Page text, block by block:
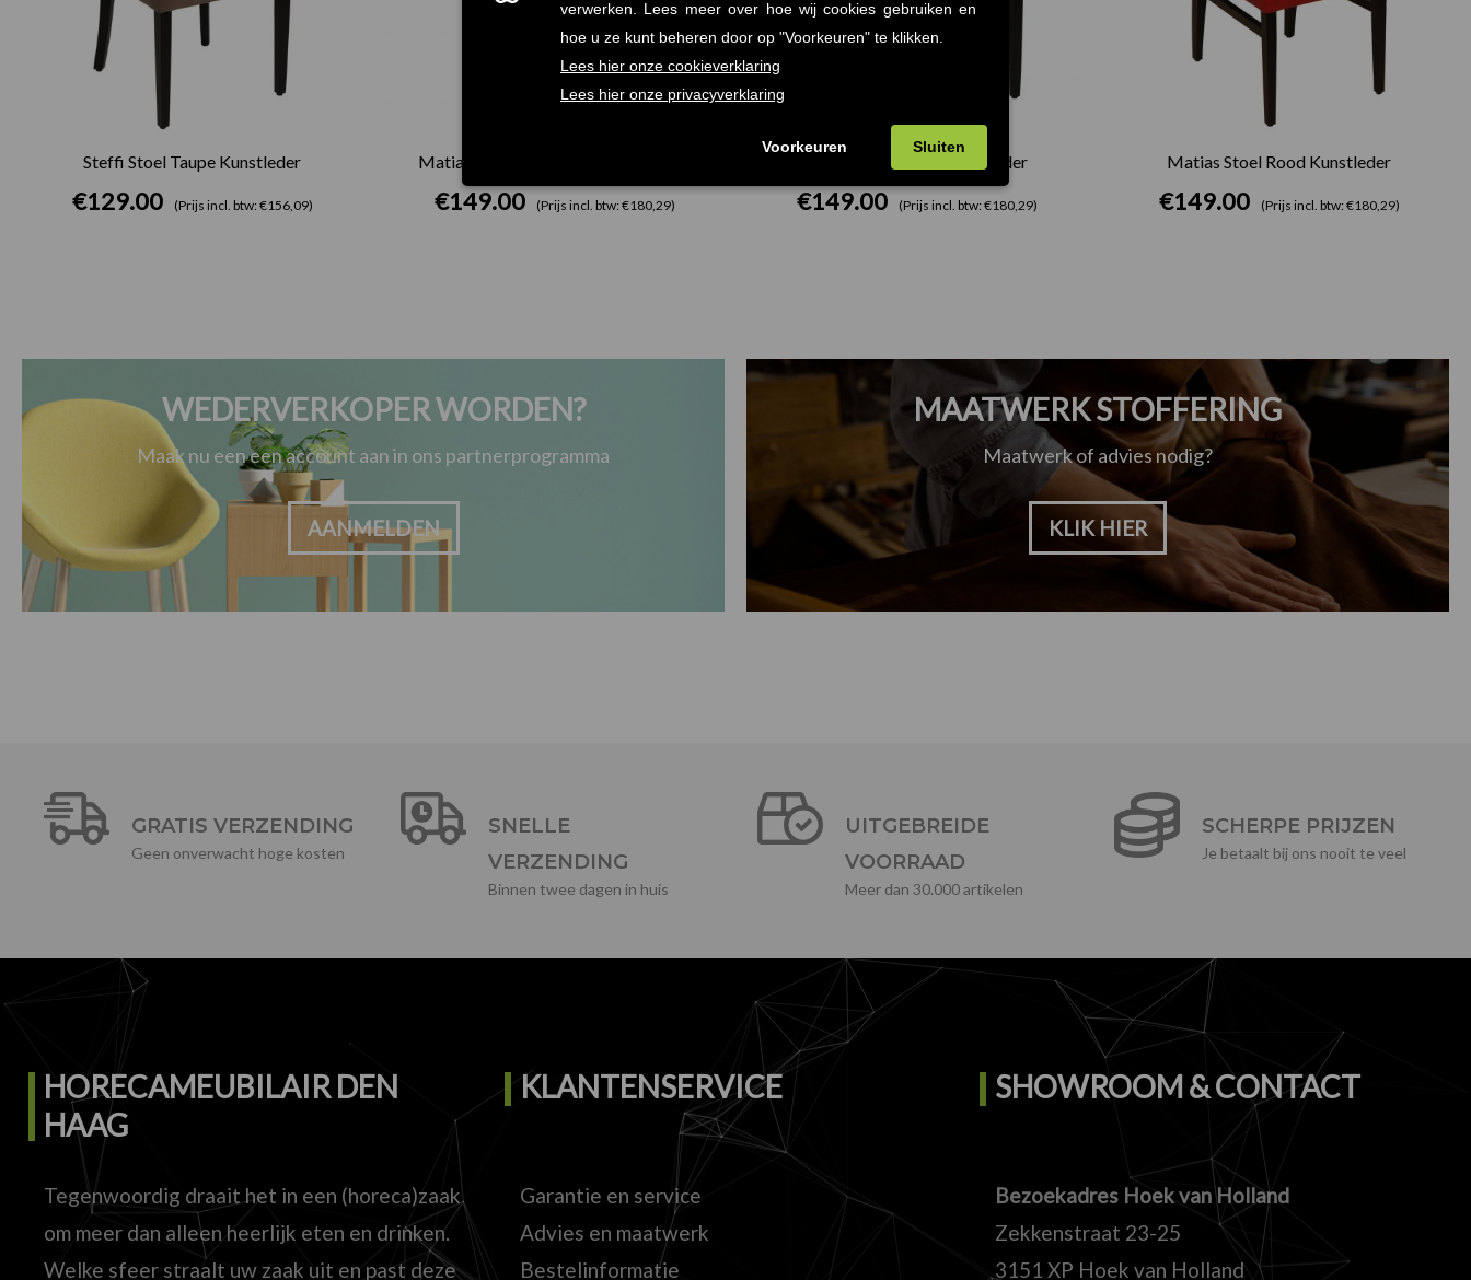
Steffi Stoel Taupe Kunstleder
€129.00 (Prijs incl. btw: €156,09)
Matias Stoel Donkergrijs Kunstleder
€149.00 (Prijs incl. btw: €180,29)
Matias Stoel Zand Kunstleder
€149.00 (Prijs incl. btw: €180,29)
Matias Stoel Rood Kunstleder
€149.00 (Prijs incl. btw: €180,29)
WEDERVERKOPER WORDEN?
Maak nu een een account aan in ons partnerprogramma
AANMELDEN
MAATWERK STOFFERING
Maatwerk of advies nodig?
KLIK HIER
GRATIS VERZENDING
Geen onverwacht hoge kosten
SNELLE
VERZENDING
Binnen twee dagen in huis
UITGEBREIDE
VOORRAAD
Meer dan 30.000 artikelen
SCHERPE PRIJZEN
Je betaalt bij ons nooit te veel
HORECAMEUBILAIR DEN
HAAG
Tegenwoordig draait het in een (horeca)zaak
om meer dan alleen heerlijk eten en drinken.
Welke sfeer straalt uw zaak uit en past deze
KLANTENSERVICE
Garantie en service
Advies en maatwerk
Bestelinformatie
SHOWROOM & CONTACT
Bezoekadres Hoek van Holland
Zekkenstraat 23-25
3151 XP Hoek van Holland